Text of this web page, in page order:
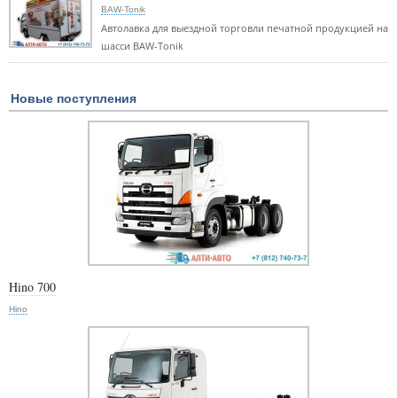
BAW-Tonik
Автолавка для выездной торговли печатной продукцией на
шасси BAW-Tonik
Новые поступления
Hino 700
Hino